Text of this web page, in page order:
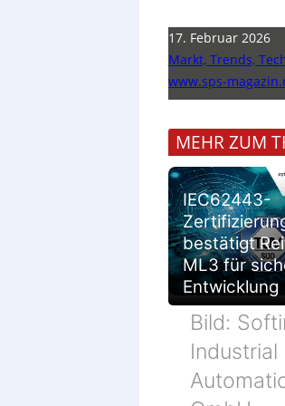
17. Februar 2026
Markt, Trends,
www.sps-
MEHR ZUM
IEC62443-
bestätigt
ML3 für
Entwicklung
Bild:
Industrial